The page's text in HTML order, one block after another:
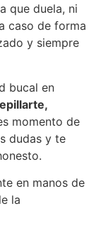
que duela, ni
caso de forma
y siempre
bucal en
momento de
dudas y te
en manos de
la